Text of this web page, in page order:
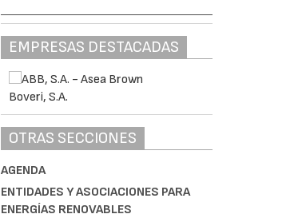
EMPRESAS DESTACADAS
OTRAS SECCIONES
AGENDA
ENTIDADES Y ASOCIACIONES PARA
ENERGÍAS RENOVABLES